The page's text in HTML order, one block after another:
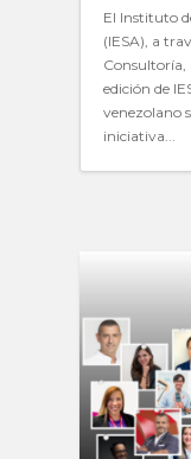
El Instituto
(IESA), a
Consultoría,
edición de
venezolano
iniciativa...